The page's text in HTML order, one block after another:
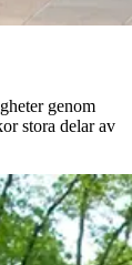
genom
stora delar av